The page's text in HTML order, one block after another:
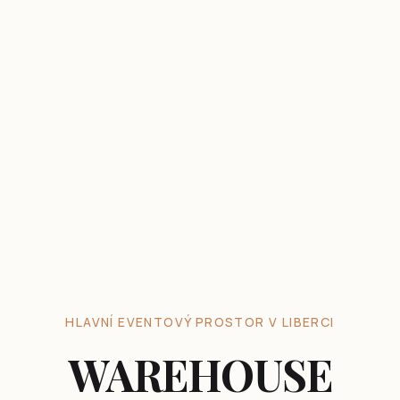
HLAVNÍ EVENTOVÝ PROSTOR V LIBERCI
WAREHOUSE